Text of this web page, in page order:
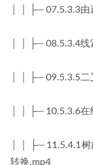
│ │ ├─ 07.5.3.3由
│ │ ├─ 08.5.3.4线
│ │ ├─ 09.5.3.5二
│ │ ├─ 10.5.3.6在
│ │ ├─ 11.5.4.1
转换.mp4